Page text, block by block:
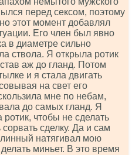
перед сексом, поэтому
этот момент добавлял
Его член был явно
в диаметре сильно
ствола. Я открыла ротик
аж до гланд. Потом
и я стала двигать
на свет его
мне по небам,
до самых гланд. Я
чтобы не сделать
сделку. Да и сам
натягивал мою
миньет. В это время